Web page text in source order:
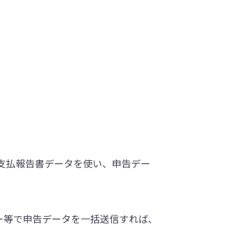
報告書データを使い、申告デー
で申告データを一括送信すれば、